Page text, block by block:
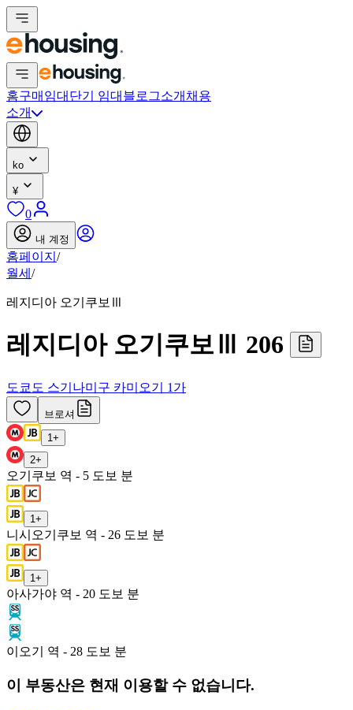
홈구매 임대 단기 임대 블로그소개 채용
소개
ko
¥
0
내 계정
홈페이지 /
월세 /
레지디아 오기쿠보Ⅲ
레지디아 오기쿠보Ⅲ 206
도쿄도 스기나미구 카미오기 1가
브로셔
1 +
2+
오기쿠보 역 - 5 도보 분
1 +
니시오기쿠보 역 - 26 도보 분
1 +
아사가야 역 - 20 도보 분
이오기 역 - 28 도보 분
이 부동산은 현재 이용할 수 없습니다.